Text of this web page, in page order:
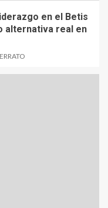
en el Betis
alternativa real en